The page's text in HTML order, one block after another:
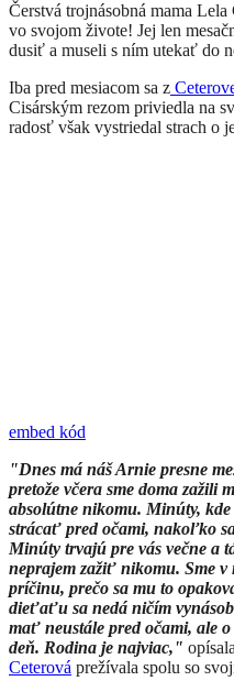
Čerstvá trojnásobná mama
vo svojom živote! Jej len
dusiť a museli s ním utekať do
Iba pred mesiacom sa z
Cisárským rezom priviedla na
radosť však vystriedal strach o
embed kód
​"Dnes má náš Arnie presne
pretože včera sme doma zažili
absolútne nikomu. Minúty,
strácať pred očami, nakoľko
Minúty trvajú pre vás večne a
neprajem zažiť nikomu. Sme
príčinu, prečo sa mu to
dieťaťu sa nedá ničím
mať neustále pred očami, ale o
deň. Rodina je najviac,"
Ceterová prežívala spolu so